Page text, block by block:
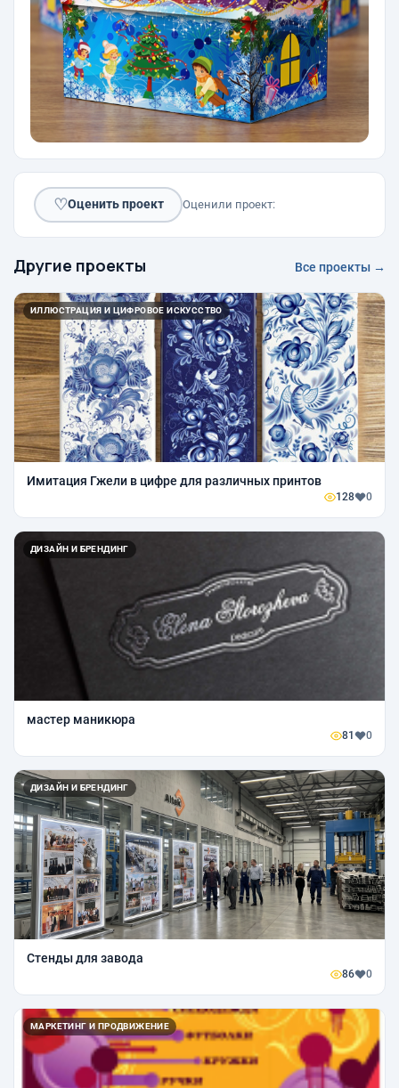
♡Оценить проект Оценили проект:
Другие проекты Все проекты →
ИЛЛЮСТРАЦИЯ И ЦИФРОВОЕ ИСКУССТВО
Имитация Гжели в цифре для различных принтов
128 0
ДИЗАЙН И БРЕНДИНГ
мастер маникюра
81 0
ДИЗАЙН И БРЕНДИНГ
Стенды для завода
86 0
МАРКЕТИНГ И ПРОДВИЖЕНИЕ